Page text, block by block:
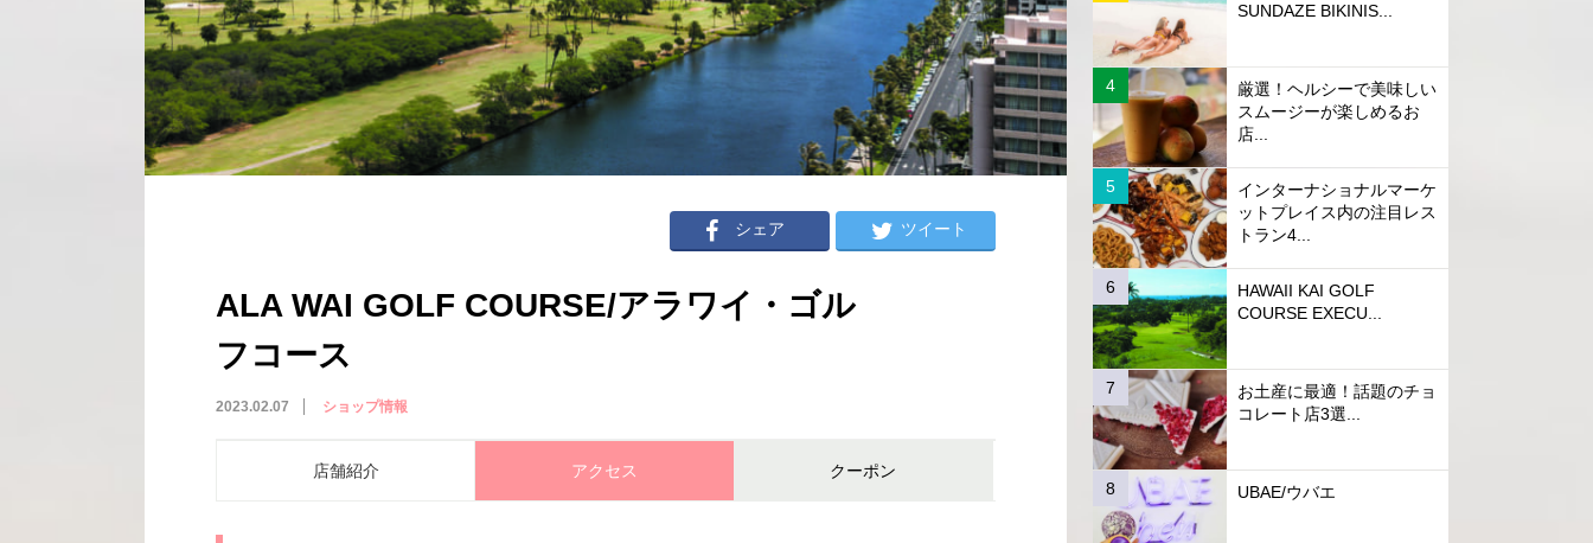
シェア ツイート
ALA WAI GOLF COURSE/アラワイ・ゴル
フコース
2023.02.07 ショップ情報
店舗紹介 アクセス クーポン
SUNDAZE BIKINIS...
厳選！ヘルシーで美味しい
スムージーが楽しめるお
店...
インターナショナルマーケ
ットプレイス内の注目レス
トラン4...
HAWAII KAI GOLF
COURSE EXECU...
お土産に最適！話題のチョ
コレート店3選...
UBAE/ウバエ